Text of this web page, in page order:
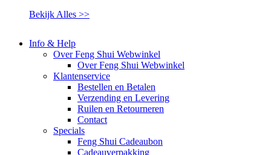
Bekijk Alles >>
Info & Help
Over Feng Shui Webwinkel
Over Feng Shui Webwinkel
Klantenservice
Bestellen en Betalen
Verzending en Levering
Ruilen en Retourneren
Contact
Specials
Feng Shui Cadeaubon
Cadeauverpakking